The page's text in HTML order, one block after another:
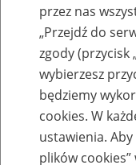
przez nas
„Przejdź do
zgody (przycisk
wybierzesz
będziemy
cookies. W
ustawienia.
plików cookies”